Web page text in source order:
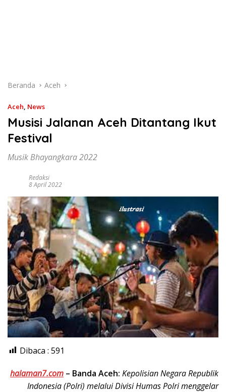
Beranda Aceh
Aceh, News
Musisi Jalanan Aceh Ditantang Ikut
Festival
Musik Bhayangkara 2022
Redaksi
8 April 2022
Dibaca : 591
halaman7.com – Banda Aceh: Kepolisian Negara Republik
Indonesia (Polri) melalui Divisi Humas Polri menggelar